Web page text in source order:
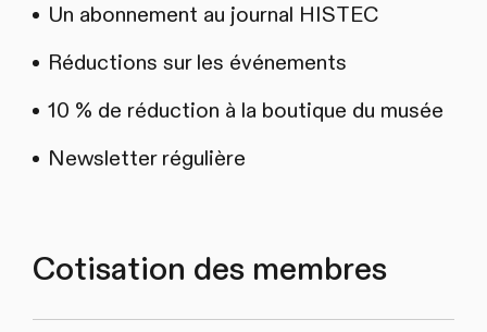
Un abonnement au journal HISTEC
Réductions sur les événements
10 % de réduction à la boutique du musée
Newsletter régulière
Cotisation des membres